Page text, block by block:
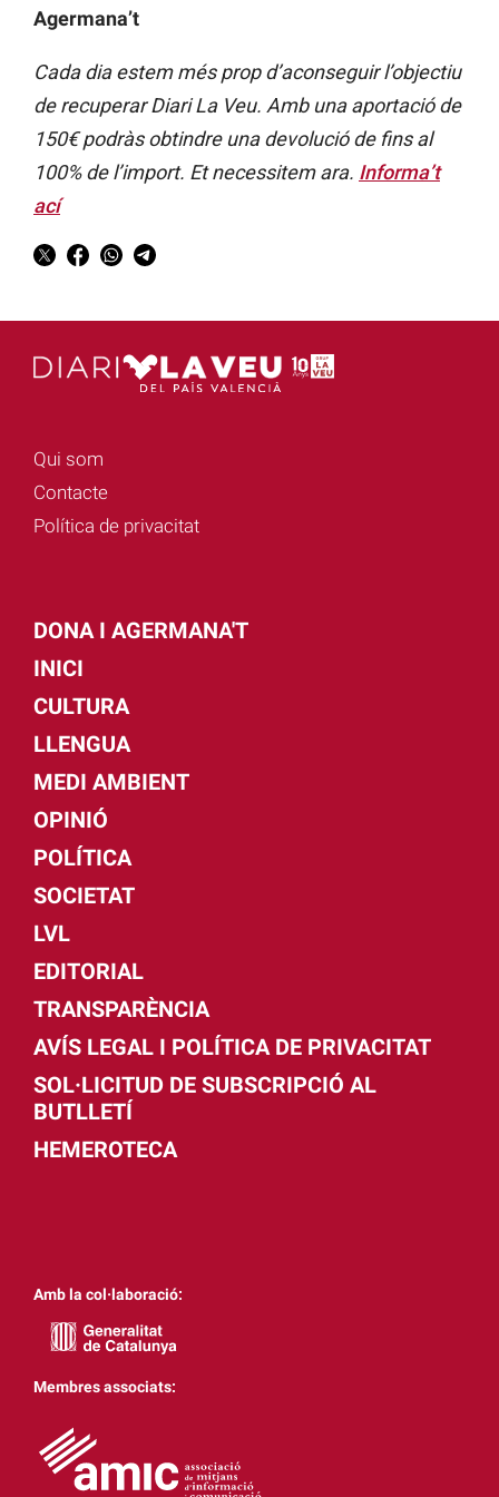
Agermana’t
Cada dia estem més prop d’aconseguir l’objectiu
de recuperar Diari La Veu. Amb una aportació de
150€ podràs obtindre una devolució de fins al
100% de l’import. Et necessitem ara. Informa’t
ací
Qui som
Contacte
Política de privacitat
DONA I AGERMANA'T
INICI
CULTURA
LLENGUA
MEDI AMBIENT
OPINIÓ
POLÍTICA
SOCIETAT
LVL
EDITORIAL
TRANSPARÈNCIA
AVÍS LEGAL I POLÍTICA DE PRIVACITAT
SOL·LICITUD DE SUBSCRIPCIÓ AL
BUTLLETÍ
HEMEROTECA
Amb la col·laboració:
Membres associats: